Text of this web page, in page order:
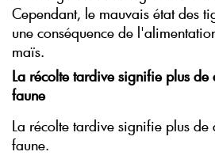
Cependant, le mauvais état des
une conséquence de
maïs.
La récolte tardive signifie plus de
faune
La récolte tardive signifie plus de
faune.